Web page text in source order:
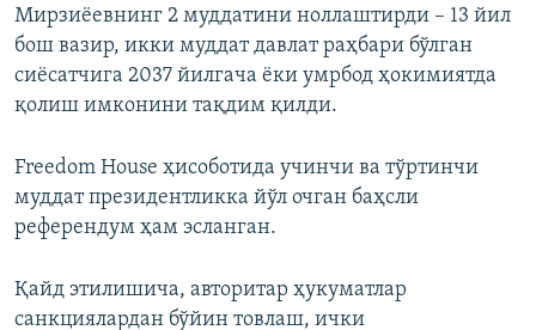
Мирзиёевнинг 2 муддатини ноллаштирди – 13 йил
бош вазир, икки муддат давлат раҳбари бўлган
сиёсатчига 2037 йилгача ёки умрбод ҳокимиятда
қолиш имконини тақдим қилди.
Freedom House ҳисоботида учинчи ва тўртинчи
муддат президентликка йўл очган баҳсли
референдум ҳам эсланган.
Қайд этилишича, авторитар ҳукуматлар
санкциялардан бўйин товлаш, ички